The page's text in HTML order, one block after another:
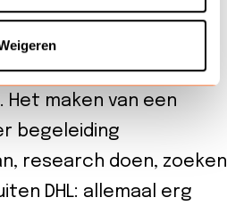
het meest waardevolle
en uitpluizen van een
basis voor de
maken van een
begeleiding
research doen, zoeken
DHL: allemaal erg